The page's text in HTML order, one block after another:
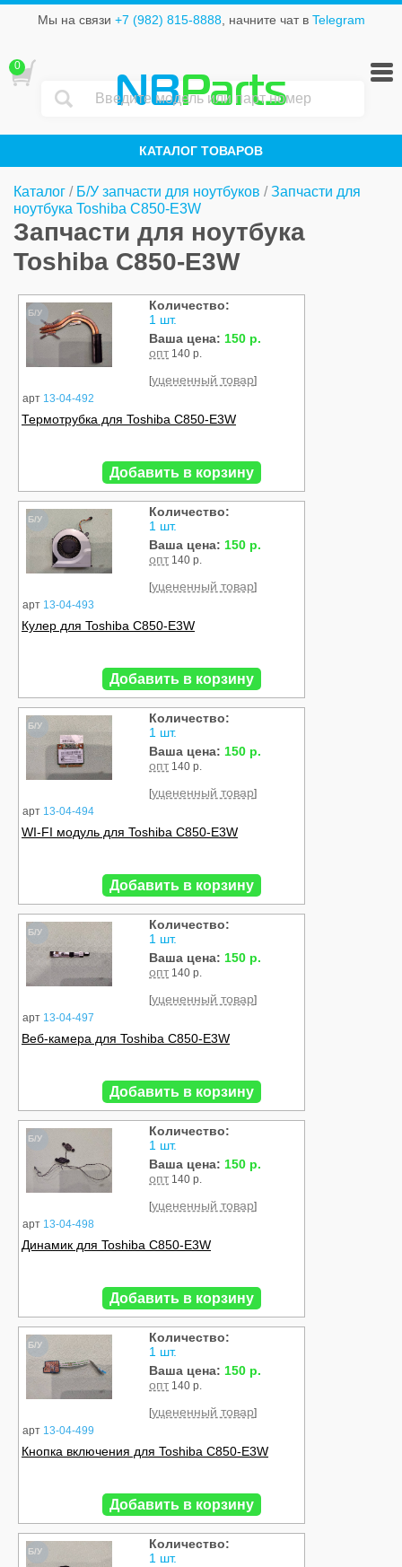
Мы на связи +7 (982) 815-8888, начните чат в Telegram
NBParts
КАТАЛОГ ТОВАРОВ
0
Каталог / Б/У запчасти для ноутбуков /Запчасти для
ноутбука Toshiba C850-E3W
Запчасти для ноутбука
Toshiba C850-E3W
Б/У
арт 13-04-492
Количество:
1 шт.
Ваша цена: 150 р.
опт 140 р.
[уцененный товар]
Термотрубка для Toshiba C850-E3W
Добавить в корзину
Б/У
арт 13-04-493
Количество:
1 шт.
Ваша цена: 150 р.
опт 140 р.
[уцененный товар]
Кулер для Toshiba C850-E3W
Добавить в корзину
Б/У
арт 13-04-494
Количество:
1 шт.
Ваша цена: 150 р.
опт 140 р.
[уцененный товар]
WI-FI модуль для Toshiba C850-E3W
Добавить в корзину
Б/У
арт 13-04-497
Количество:
1 шт.
Ваша цена: 150 р.
опт 140 р.
[уцененный товар]
Веб-камера для Toshiba C850-E3W
Добавить в корзину
Б/У
арт 13-04-498
Количество:
1 шт.
Ваша цена: 150 р.
опт 140 р.
[уцененный товар]
Динамик для Toshiba C850-E3W
Добавить в корзину
Б/У
арт 13-04-499
Количество:
1 шт.
Ваша цена: 150 р.
опт 140 р.
[уцененный товар]
Кнопка включения для Toshiba C850-E3W
Добавить в корзину
Б/У
Количество:
1 шт.